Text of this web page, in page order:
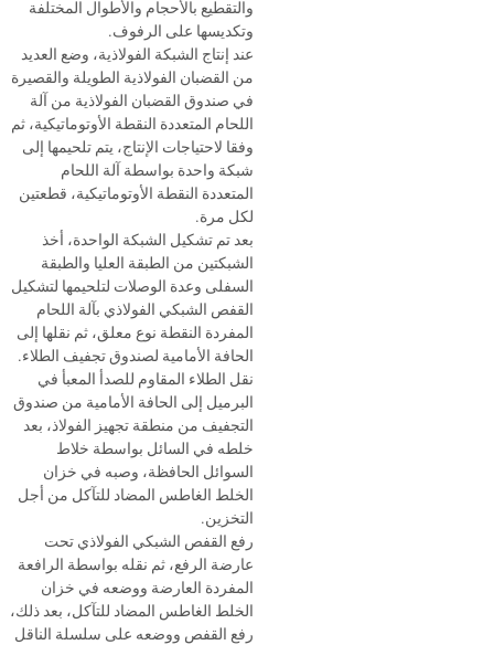
والتقطيع بالأحجام والأطوال المختلفة
وتكديسها على الرفوف.
عند إنتاج الشبكة الفولاذية، وضع العديد
من القضبان الفولاذية الطويلة والقصيرة
في صندوق القضبان الفولاذية من آلة
اللحام المتعددة النقطة الأوتوماتيكية، ثم
وفقا لاحتياجات الإنتاج، يتم تلحيمها إلى
شبكة واحدة بواسطة آلة اللحام
المتعددة النقطة الأوتوماتيكية، قطعتين
لكل مرة.
بعد تم تشكيل الشبكة الواحدة، أخذ
الشبكتين من الطبقة العليا والطبقة
السفلى وعدة الوصلات لتلحيمها لتشكيل
القفص الشبكي الفولاذي بآلة اللحام
المفردة النقطة نوع معلق، ثم نقلها إلى
الحافة الأمامية لصندوق تجفيف الطلاء.
نقل الطلاء المقاوم للصدأ المعبأ في
البرميل إلى الحافة الأمامية من صندوق
التجفيف من منطقة تجهيز الفولاذ، بعد
خلطه في السائل بواسطة خلاط
السوائل الحافظة، وصبه في خزان
الخلط الغاطس المضاد للتآكل من أجل
التخزين.
رفع القفص الشبكي الفولاذي تحت
عارضة الرفع، ثم نقله بواسطة الرافعة
المفردة العارضة ووضعه في خزان
الخلط الغاطس المضاد للتآكل، بعد ذلك،
رفع القفص ووضعه على سلسلة الناقل